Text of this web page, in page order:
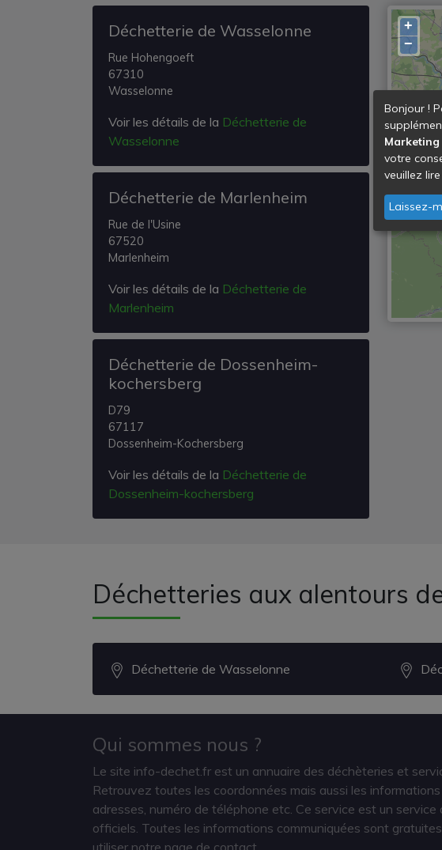
Déchetterie de Wasselonne
Rue Hohengoeft
67310
Wasselonne
Voir les détails de la Déchetterie de
Wasselonne
Déchetterie de Marlenheim
Rue de l'Usine
67520
Marlenheim
Voir les détails de la Déchetterie de
Marlenheim
Déchetterie de Dossenheim-
kochersberg
D79
67117
Dossenheim-Kochersberg
Voir les détails de la Déchetterie de
Dossenheim-kochersberg
+
−
Déchetteries aux alentours
Déchetterie de Wasselonne
Qui sommes nous ?
Le site info-dechet.fr est un annuaire des déchèteries et
Retrouvez toutes les coordonnées mais aussi les
adresses, numéro de téléphone etc. Ce service est un
officiels. Toutes les informations communiquées sont gratuites
utiliser notre page de contact.
Bonjour !
Marketing
votre
veuillez
Laissez-